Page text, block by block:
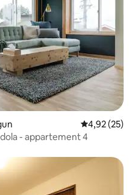
Évaluation
4,92 (25)
- appartement 4